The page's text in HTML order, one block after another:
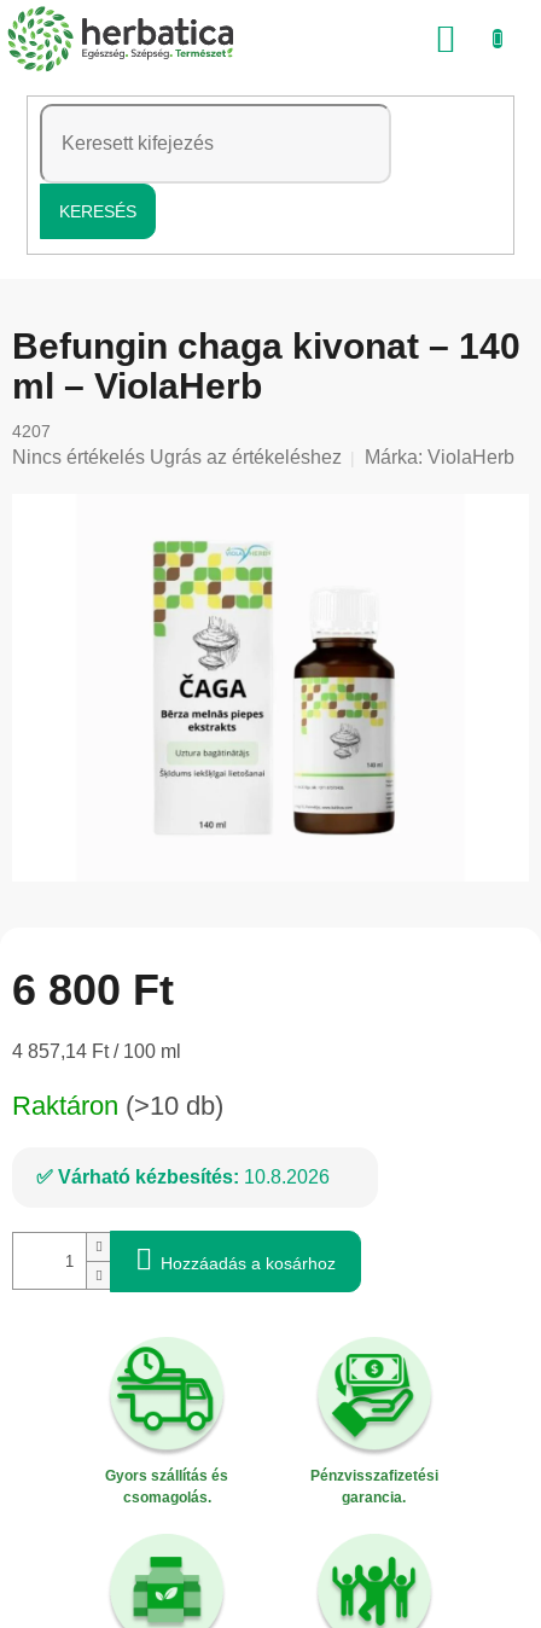
Ugrás
a
tartalomhoz
KERESÉS
Befungin chaga kivonat – 140
ml – ViolaHerb
4207
A
Nincs értékelés Ugrás az értékeléshez Márka: ViolaHerb
6 800 Ft
Egységár:
4 857,14 Ft / 100 ml
Raktáron (>10 db)
Várható kézbesítés: 10.8.2026
Hozzáadás a kosárhoz
Gyors szállítás és
csomagolás.
Pénzvisszafizetési
garancia.